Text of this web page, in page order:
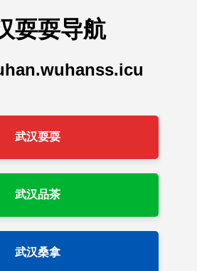
耍耍导航
武汉耍耍
武汉品茶
武汉桑拿